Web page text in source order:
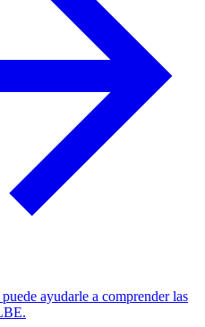
ayudarle a comprender las